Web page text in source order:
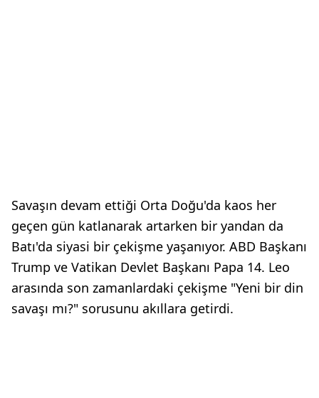
Savaşın devam ettiği Orta Doğu'da kaos her
geçen gün katlanarak artarken bir yandan da
Batı'da siyasi bir çekişme yaşanıyor. ABD Başkanı
Trump ve Vatikan Devlet Başkanı Papa 14. Leo
arasında son zamanlardaki çekişme "Yeni bir din
savaşı mı?" sorusunu akıllara getirdi.